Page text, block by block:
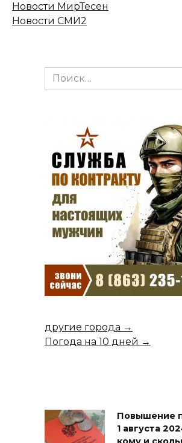
Новости МирТесен
Новости СМИ2
Search
for:
другие города →
Погода на 10 дней →
Повышение
1 августа